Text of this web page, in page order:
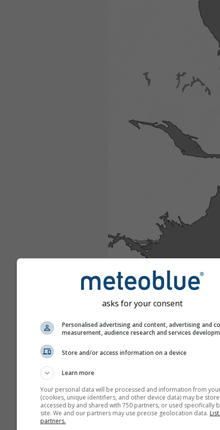
asks for your consent
Personalised advertising and content, advertising and
measurement, audience research and services
Store and/or access information on a device
Learn more
Your personal data will be processed and information from
(cookies, unique identifiers, and other device data) may be
accessed by and shared with 750 partners, or used specifically
site. We and our partners may use precise geolocation data.
partners.